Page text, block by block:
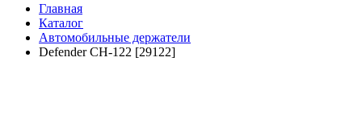
Главная
Каталог
Автомобильные держатели
Defender CH-122 [29122]